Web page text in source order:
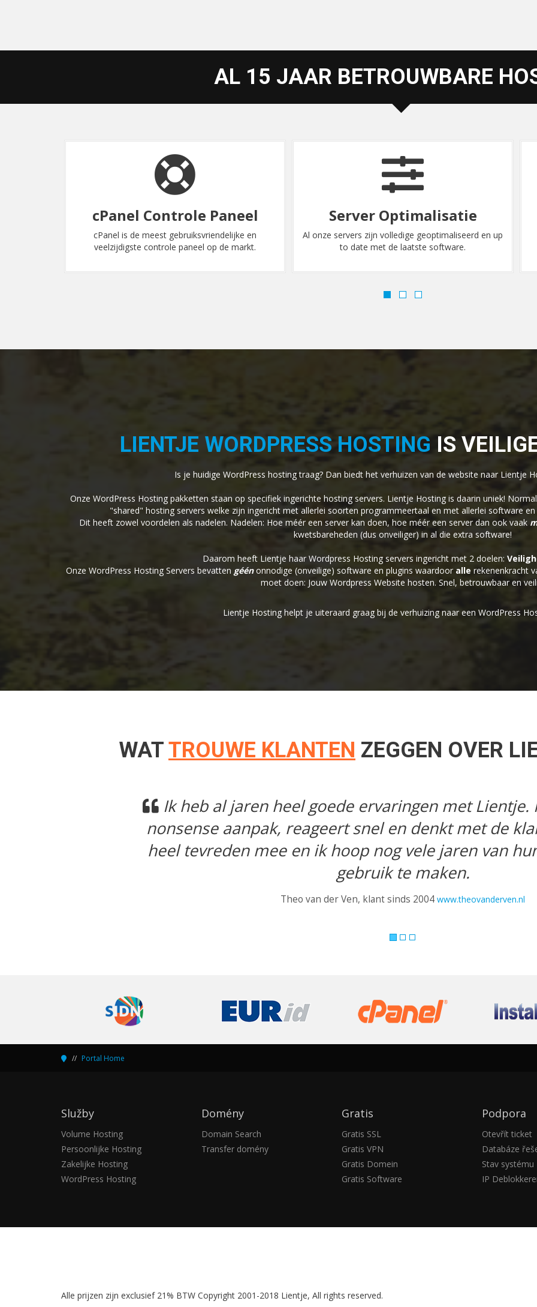
AL 15 JAAR BETROUWBARE
Server Optimalisatie
Al onze servers zijn volledige geoptimaliseerd en up
to date met de laatste software.
Veilige Hosting
Als onze servers worden beschermd met extra
beveiligings- en antispam-software.
LIENTJE WORDPRESS HOSTING IS
Is je huidige WordPress hosting traag? Dan biedt het verhuizen van de website naar Lientje
Onze WordPress Hosting pakketten staan op specifiek ingerichte hosting servers. Lientje Hosting is daarin uniek!
"shared" hosting servers welke zijn ingericht met allerlei soorten programmeertaal en met allerlei software
Dit heeft zowel voordelen als nadelen. Nadelen: Hoe méér een server kan doen, hoe méér een server dan ook vaak
kwetsbareheden (dus onveiliger) in al die extra software!
Daarom heeft Lientje haar Wordpress Hosting servers ingericht met 2 doelen:
Onze WordPress Hosting Servers bevatten géénonnodige (onveilige) software en plugins waardoor alle rekenenkracht
moet doen: Jouw Wordpress Website hosten. Snel, betrouwbaar en
Lientje Hosting helpt je uiteraard graag bij de verhuizing naar een WordPress
WATTROUWE KLANTEN ZEGGEN OVER
Goedkoop en heel goed.
Vraag niet hoe het kan maar profiteer er
Liesbeth Joosten, klant sinds 2003 www.lijoo.com
Portal Home
Zakelijke Hosting
WordPress Hosting
Gratis Domein
Gratis Software
Stav systému
IP Deblokkeren